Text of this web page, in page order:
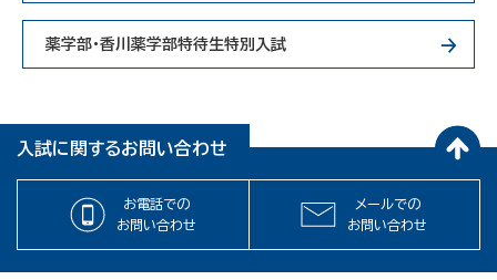
薬学部・香川薬学部特待生特別入試
入試に関するお問い合わせ
お電話での
お問い合わせ
メールでの
お問い合わせ